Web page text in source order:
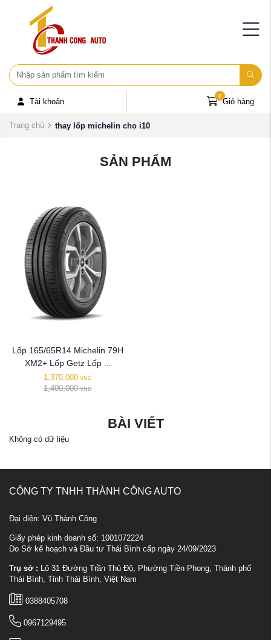
Tài khoản Giỏ hàng
0
Trang chủ thay lốp michelin cho i10
SẢN PHẨM
Lốp 165/65R14 Michelin 79H
XM2+ Lốp Getz Lốp ...
1,370,000 VND
1,400,000 VND
BÀI VIẾT
Không có dữ liệu
CÔNG TY TNHH THÀNH CÔNG AUTO
Đại diện: Vũ Thành Công
Giấy phép kinh doanh số: 1001072224
Do Sở kế hoạch và Đầu tư Thái Bình cấp ngày 24/09/2023
Trụ sở : Lô 31 Đường Trần Thủ Độ, Phường Tiền Phong, Thành phố
Thái Bình, Tỉnh Thái Bình, Việt Nam
0388405708
0967129495